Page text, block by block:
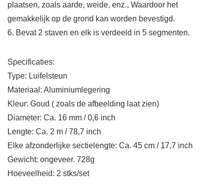
plaatsen, zoals aarde, weide, enz., Waardoor het
gemakkelijk op de grond kan worden bevestigd.
6. Bevat 2 staven en elk is verdeeld in 5 segmenten.
Specificaties:
Type: Luifelsteun
Materiaal: Aluminiumlegering
Kleur: Goud ( zoals de afbeelding laat zien)
Diameter: Ca. 16 mm / 0,6 inch
Lengte: Ca. 2 m / 78,7 inch
Elke afzonderlijke sectielengte: Ca. 45 cm / 17,7 inch
Gewicht: ongeveer. 728g
Hoeveelheid: 2 stks/set